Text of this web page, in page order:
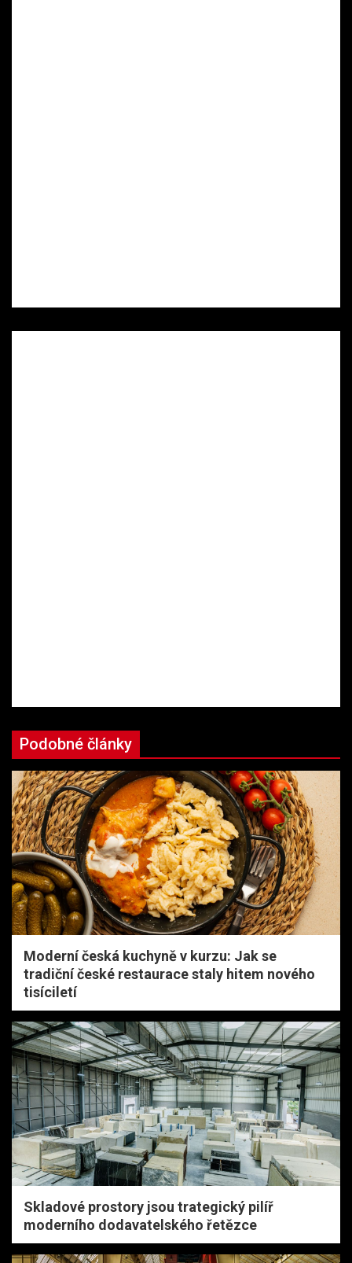
Podobné články
Moderní česká kuchyně v kurzu: Jak se
tradiční české restaurace staly hitem nového
tisíciletí
Skladové prostory jsou trategický pilíř
moderního dodavatelského řetězce